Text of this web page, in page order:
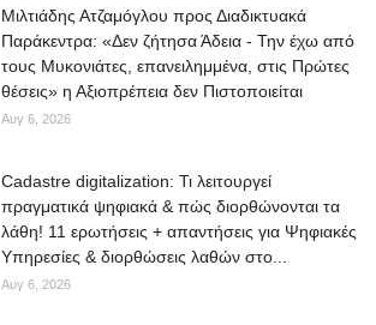
Μιλτιάδης Ατζαμόγλου προς Διαδικτυακά
Παράκεντρα: «Δεν ζήτησα Άδεια - Την έχω από
τους Μυκονιάτες, επανειλημμένα, στις Πρώτες
θέσεις» η Αξιοπρέπεια δεν Πιστοποιείται
Αυγ 6, 2026
Cadastre digitalization: Τι λειτουργεί
πραγματικά ψηφιακά & πώς διορθώνονται τα
λάθη! 11 ερωτήσεις + απαντήσεις για Ψηφιακές
Υπηρεσίες & διορθώσεις λαθών στο...
Αυγ 6, 2026